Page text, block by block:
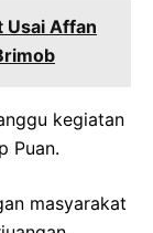
Usai Affan
kegiatan
Puan.
masyarakat